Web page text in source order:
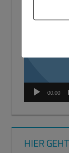
00:00
HIER